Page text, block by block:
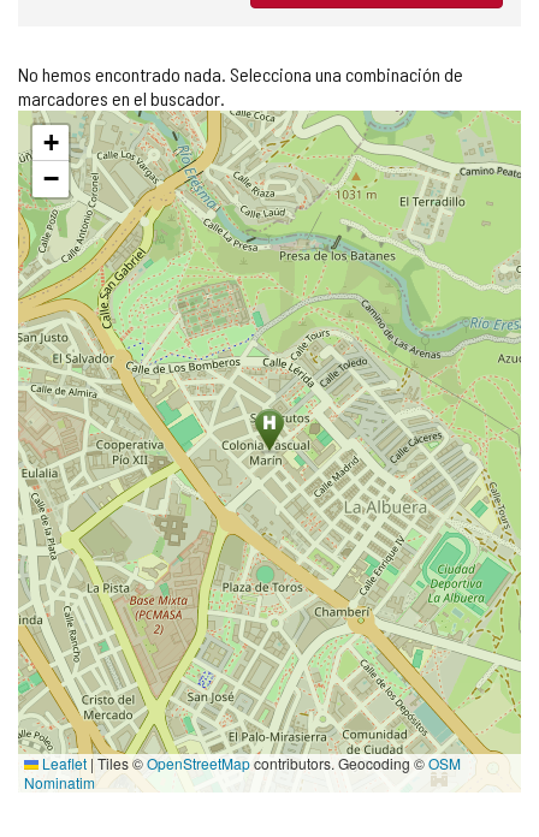
No hemos encontrado nada. Selecciona una combinación de
marcadores en el buscador.
Saltar
mapa
+
−
Leaflet | Tiles ©OpenStreetMapcontributors. Geocoding ©OSM
Nominatim